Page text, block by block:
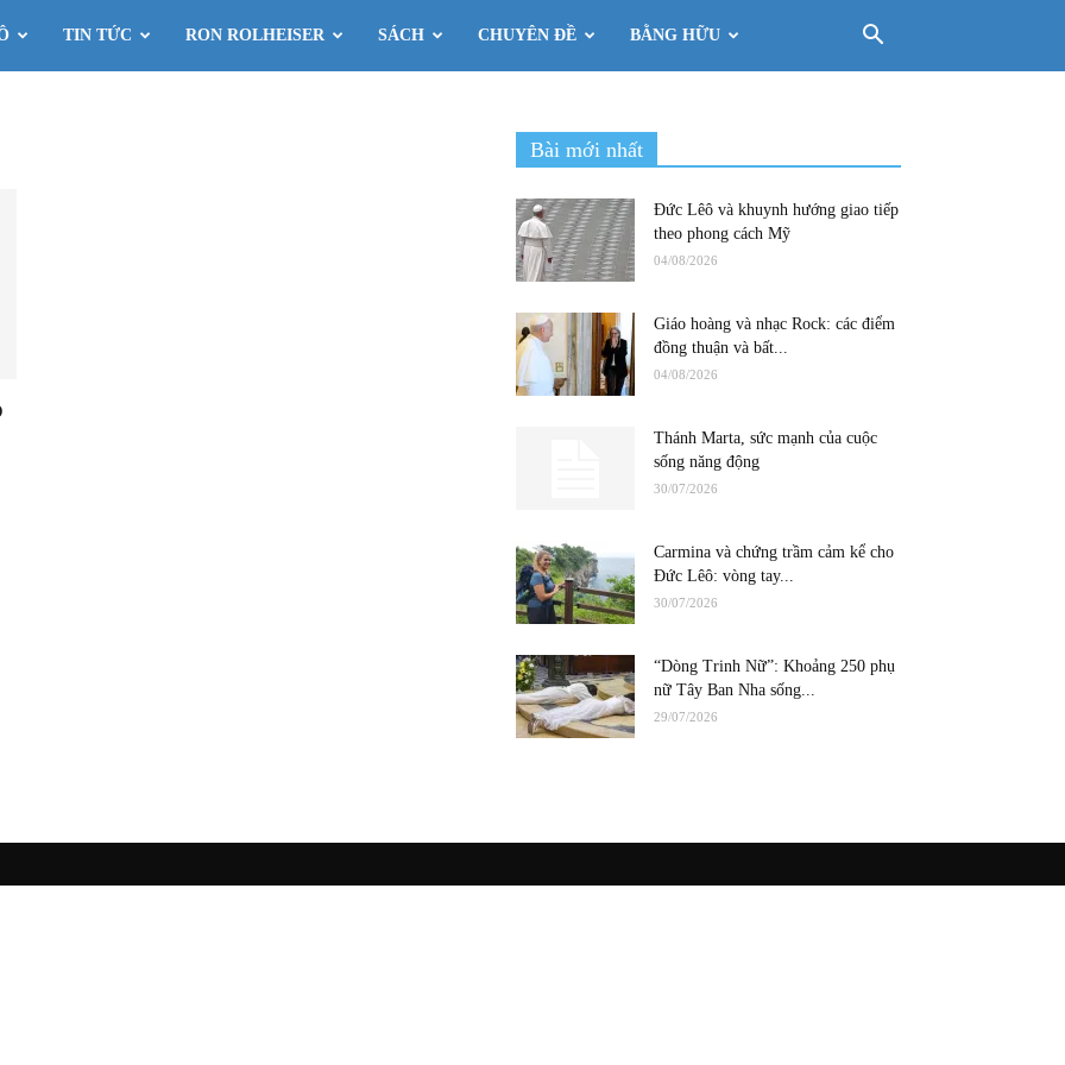
TIN TỨC RON ROLHEISER SÁCH CHUYÊN ĐỀ BẰNG HỮU
Bài mới nhất
Đức Lêô và khuynh hướng giao tiếp
theo phong cách Mỹ
04/08/2026
Giáo hoàng và nhạc Rock: các điểm
đồng thuận và bất...
04/08/2026
Thánh Marta, sức mạnh của cuộc
sống năng động
30/07/2026
Carmina và chứng trầm cảm kể cho
Đức Lêô: vòng tay...
30/07/2026
“Dòng Trinh Nữ”: Khoảng 250 phụ
nữ Tây Ban Nha sống...
29/07/2026